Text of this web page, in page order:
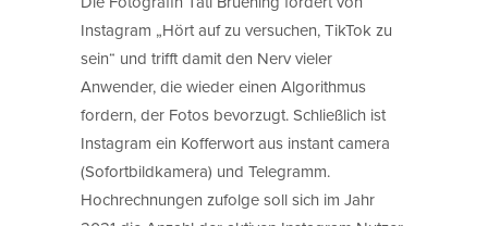
Instagram „Hört auf zu versuchen, TikTok zu
sein“ und trifft damit den Nerv vieler
Anwender, die wieder einen Algorithmus
fordern, der Fotos bevorzugt. Schließlich ist
Instagram ein Kofferwort aus instant camera
(Sofortbildkamera) und Telegramm.
Hochrechnungen zufolge soll sich im Jahr